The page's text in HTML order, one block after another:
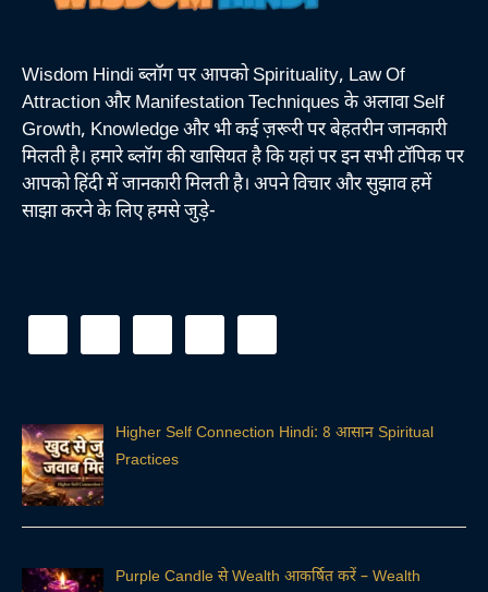
Wisdom Hindi ब्लॉग पर आपको Spirituality, Law Of
Attraction और Manifestation Techniques के अलावा Self
Growth, Knowledge और भी कई ज़रूरी पर बेहतरीन जानकारी
मिलती है। हमारे ब्लॉग की खासियत है कि यहां पर इन सभी टॉपिक पर
आपको हिंदी में जानकारी मिलती है। अपने विचार और सुझाव हमें
साझा करने के लिए हमसे जुड़े-
Higher Self Connection Hindi: 8 आसान Spiritual
Practices
Purple Candle से Wealth आकर्षित करें – Wealth